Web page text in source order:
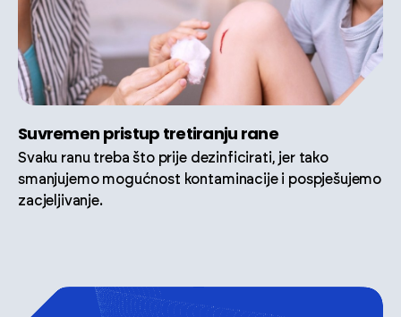
Suvremen pristup tretiranju rane
Svaku ranu treba što prije dezinficirati, jer tako
smanjujemo mogućnost kontaminacije i pospješujemo
zacjeljivanje.